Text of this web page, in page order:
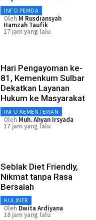
INFO PEMDA
Oleh M Rusdiansyah
Hamzah Taufik
17 jam yang lalu
Hari Pengayoman ke-
81, Kemenkum Sulbar
Dekatkan Layanan
Hukum ke Masyarakat
INFO KEMENTERIAN
Oleh Muh. Ahyan Irsyada
17 jam yang lalu
Seblak Diet Friendly,
Nikmat tanpa Rasa
Bersalah
KULINER
Oleh Dwita Ardiyana
18 jam yang lalu